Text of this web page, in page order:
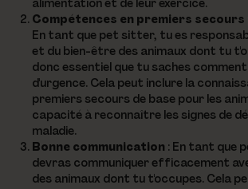
alimentation et de leur exercice.
Compétences en premiers secours
En tant que pet sitter, tu es
et du bien-être des animaux dont tu
donc essentiel que tu saches
d'urgence. Cela peut inclure la
premiers secours de base pour les
capacité à reconnaître les signes de
maladie.
Bonne communication : En tant que
devras communiquer efficacement
des animaux dont tu t'occupes. Cela